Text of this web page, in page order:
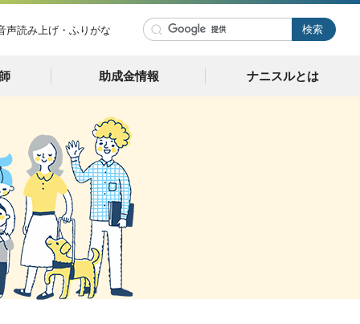
声読み上げ・ふりがな
助成金情報 ナニスルとは